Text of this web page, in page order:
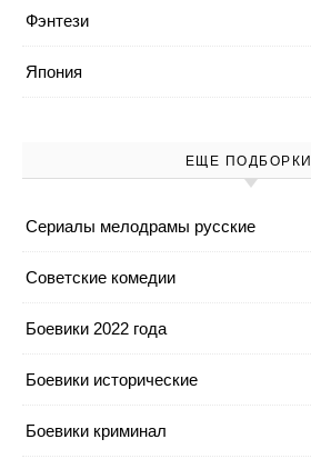
Фэнтези
Япония
ЕЩЕ ПОДБОРКИ
Cериалы мелодрамы русские
Cоветские комедии
Боевики 2022 года
Боевики исторические
Боевики криминал